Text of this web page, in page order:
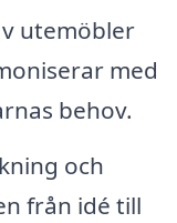
utemöbler
med
behov.
och
från idé till